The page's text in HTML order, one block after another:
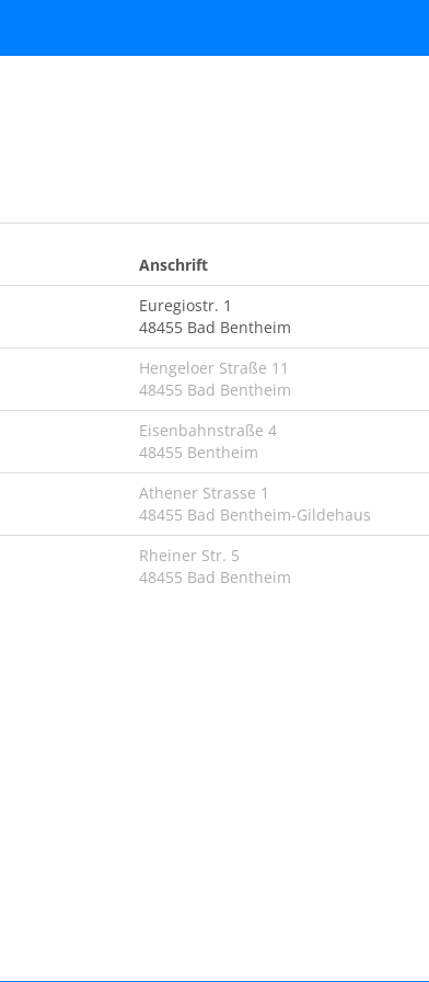
Anschrift
Euregiostr. 1
48455 Bad Bentheim
Hengeloer Straße 11
48455 Bad Bentheim
Eisenbahnstraße 4
48455 Bentheim
Athener Strasse 1
48455 Bad Bentheim-Gildehaus
Rheiner Str. 5
48455 Bad Bentheim